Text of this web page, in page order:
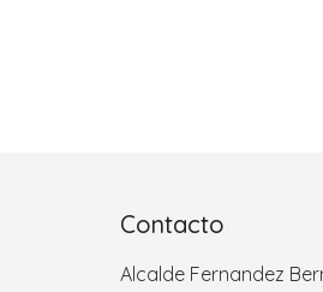
Contacto
Alcalde Fernandez